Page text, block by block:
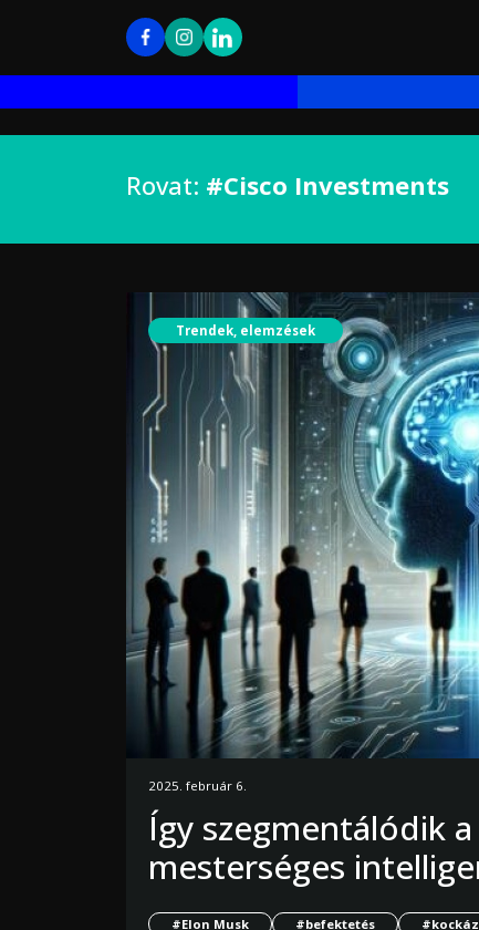
Rovat: #Cisco Investments
Trendek, elemzések
2025. február 6.
Így szegmentálódik
mesterséges
#Elon Musk #befektetés